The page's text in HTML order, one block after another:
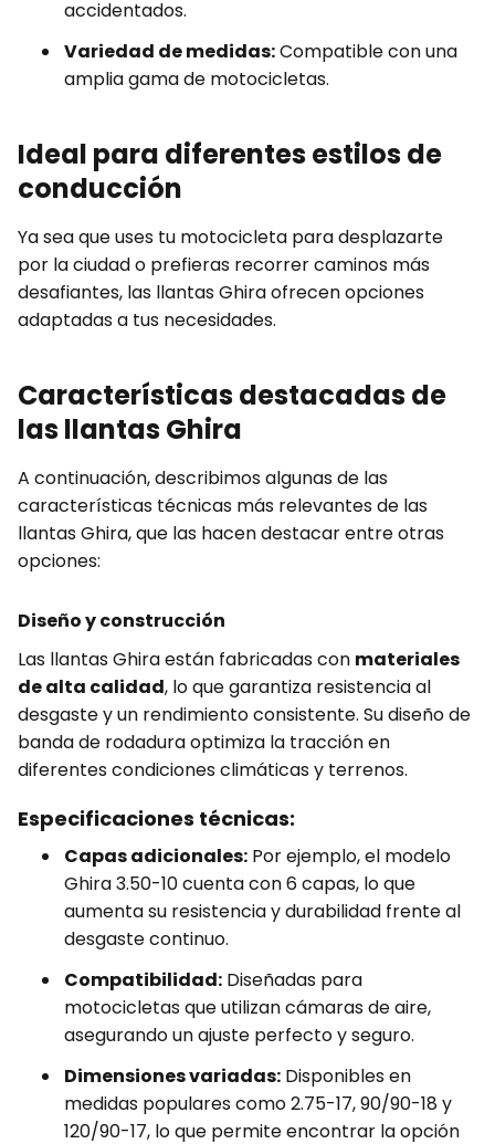
accidentados.
Variedad de medidas:Compatible con una
amplia gama de motocicletas.
Ideal para diferentes estilos de
conducción
Ya sea que uses tu motocicleta para desplazarte
por la ciudad o prefieras recorrer caminos más
desafiantes, las llantas Ghira ofrecen opciones
adaptadas a tus necesidades.
Características destacadas de
las llantas Ghira
A continuación, describimos algunas de las
características técnicas más relevantes de las
llantas Ghira, que las hacen destacar entre otras
opciones:
Diseño y construcción
Las llantas Ghira están fabricadas con materiales
de alta calidad, lo que garantiza resistencia al
desgaste y un rendimiento consistente. Su diseño de
banda de rodadura optimiza la tracción en
diferentes condiciones climáticas y terrenos.
Especificaciones técnicas:
Capas adicionales: Por ejemplo, el modelo
Ghira 3.50-10 cuenta con 6 capas, lo que
aumenta su resistencia y durabilidad frente al
desgaste continuo.
Compatibilidad: Diseñadas para
motocicletas que utilizan cámaras de aire,
asegurando un ajuste perfecto y seguro.
Dimensiones variadas: Disponibles en
medidas populares como 2.75-17, 90/90-18 y
120/90-17, lo que permite encontrar la opción